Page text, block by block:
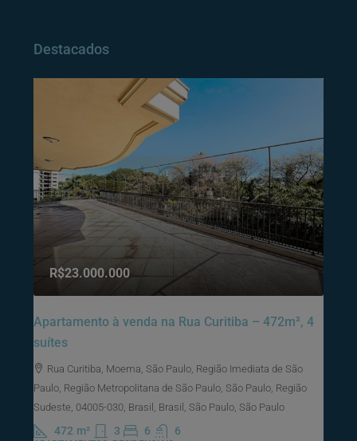
Destacados
R$23.000.000
Apartamento à venda na Rua Curitiba – 472m², 4
suítes
Rua Curitiba, Moema, São Paulo, Região Imediata de São
Paulo, Região Metropolitana de São Paulo, São Paulo, Região
Sudeste, 04005-030, Brasil, Brasil, São Paulo, São Paulo
472 m² 3 6 6